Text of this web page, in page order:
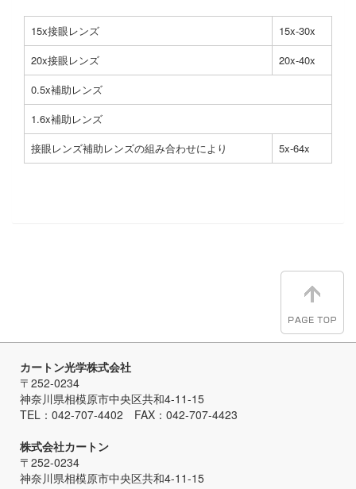
15x接眼レンズ
15x-30x
20x接眼レンズ
20x-40x
0.5x補助レンズ
1.6x補助レンズ
接眼レンズ補助レンズの組み合わせにより
5x-64x
カートン光学株式会社
〒252-0234
神奈川県相模原市中央区共和4-11-15
TEL：042-707-4402 FAX：042-707-4423
株式会社カートン
〒252-0234
神奈川県相模原市中央区共和4-11-15